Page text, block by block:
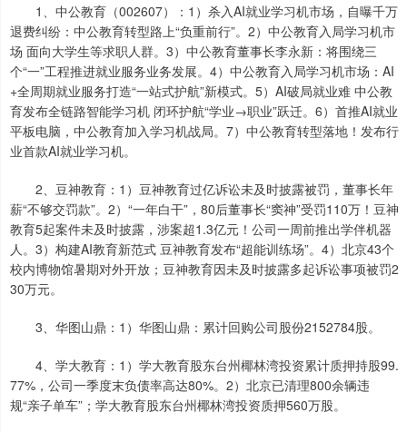
1、中公教育（002607）：1）杀入AI就业学习机市场，自曝千万
退费纠纷：中公教育转型路上“负重前行”。2）中公教育入局学习机市
场 面向大学生等求职人群。3）中公教育董事长李永新：将围绕三
个“一”工程推进就业服务业务发展。4）中公教育入局学习机市场：AI
+全周期就业服务打造“一站式护航”新模式。5）AI破局就业难 中公教
育发布全链路智能学习机 闭环护航“学业→职业”跃迁。6）首推AI就业
平板电脑，中公教育加入学习机战局。7）中公教育转型落地！发布行
业首款AI就业学习机。
2、豆神教育：1）豆神教育过亿诉讼未及时披露被罚，董事长年
薪“不够交罚款”。2）“一年白干”，80后董事长“窦神”受罚110万！豆神
教育5起案件未及时披露，涉案超1.3亿元！公司一周前推出学伴机器
人。3）构建AI教育新范式 豆神教育发布“超能训练场”。4）北京43个
校内博物馆暑期对外开放；豆神教育因未及时披露多起诉讼事项被罚2
30万元。
3、华图山鼎：1）华图山鼎：累计回购公司股份2152784股。
4、学大教育：1）学大教育股东台州椰林湾投资累计质押持股99.
77%，公司一季度末负债率高达80%。2）北京已清理800余辆违
规“亲子单车”；学大教育股东台州椰林湾投资质押560万股。